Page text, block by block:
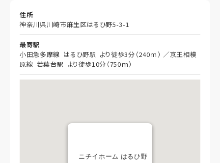
住所
神奈川県川崎市麻生区はるひ野5-3-1
最寄駅
小田急多摩線 はるひ野駅 より徒歩3分（240ｍ） ／京王相模
原線 若葉台駅 より徒歩10分（750ｍ）
ニチイホーム はるひ野